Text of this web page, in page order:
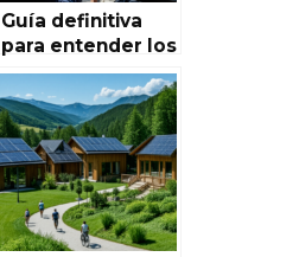
Guía definitiva
para entender los
costes asociados
a la compra o
alquiler en el
mercado
inmobiliario
español